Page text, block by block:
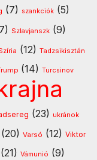
(7) szankciók (5)
Szlavjanszk (9)
(12) Tadzsikisztán
(14) Turcsinov
(23) ukránok
(20) Varsó (12) Viktor
(21) Vámunió (9)